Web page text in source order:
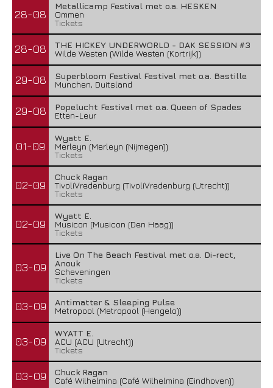
28-08
Metallicamp Festival met o.a. HESKEN
Ommen
Tickets
28-08
THE HICKEY UNDERWORLD - DAK SESSION #3
Wilde Westen (Wilde Westen (Kortrijk))
29-08
Superbloom Festival Festival met o.a. Bastille
Munchen, Duitsland
29-08
Popelucht Festival met o.a. Queen of Spades
Etten-Leur
01-09
Wyatt E.
Merleyn (Merleyn (Nijmegen))
Tickets
02-09
Chuck Ragan
TivoliVredenburg (TivoliVredenburg (Utrecht))
Tickets
02-09
Wyatt E.
Musicon (Musicon (Den Haag))
Tickets
03-09
Live On The Beach Festival met o.a. Di-rect,
Anouk
Scheveningen
Tickets
03-09
Antimatter & Sleeping Pulse
Metropool (Metropool (Hengelo))
03-09
WYATT E.
ACU (ACU (Utrecht))
Tickets
03-09
Chuck Ragan
Café Wilhelmina (Café Wilhelmina (Eindhoven))